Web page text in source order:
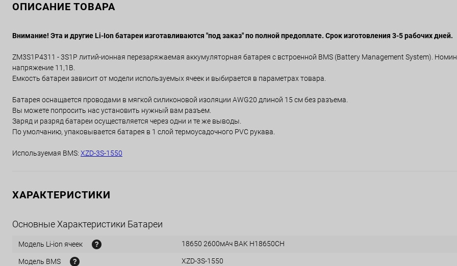
ОПИСАНИЕ ТОВАРА
Внимание! Эта и другие Li-Ion батареи изготавливаются "под заказ" по полной предоплате. Срок изготовления 3-5 рабочих дней.
ZM3S1P4311 - 3S1P литий-ионная перезаряжаемая аккумуляторная батарея с встроенной BMS (Battery Management System).
напряжение 11,1В.
Емкость батареи зависит от модели используемых ячеек и выбирается в параметрах товара.
Батарея оснащается проводами в мягкой силиконовой изоляции AWG20 длиной 15 см без разъема.
Вы можете попросить нас установить нужный вам разъем.
Заряд и разряд батареи осуществляется через одни и те же выводы.
По умолчанию, упаковывается батарея в 1 слой термоусадочного PVC рукава.
Используемая BMS: XZD-3S-1550
ХАРАКТЕРИСТИКИ
Основные Характеристики Батареи
Модель Li-ion ячеек 18650 2600мАч BAK H18650CH
Модель BMS XZD-3S-1550